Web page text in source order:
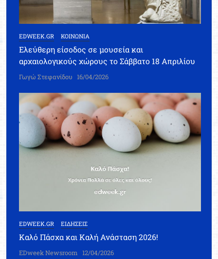
EDWEEK.GR ΚΟΙΝΩΝΙΑ
Ελεύθερη είσοδος σε μουσεία και
αρχαιολογικούς χώρους το Σάββατο 18 Απριλίου
Γωγώ Στεφανίδου 16/04/2026
EDWEEK.GR ΕΙΔΗΣΕΙΣ
Καλό Πάσχα και Καλή Ανάσταση 2026!
EDweek Newsroom 12/04/2026